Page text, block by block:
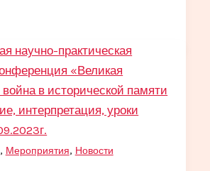
, Мероприятия, Новости